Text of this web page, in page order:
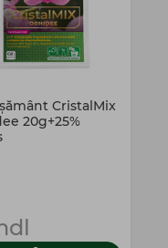
CristalMix
20g+25%